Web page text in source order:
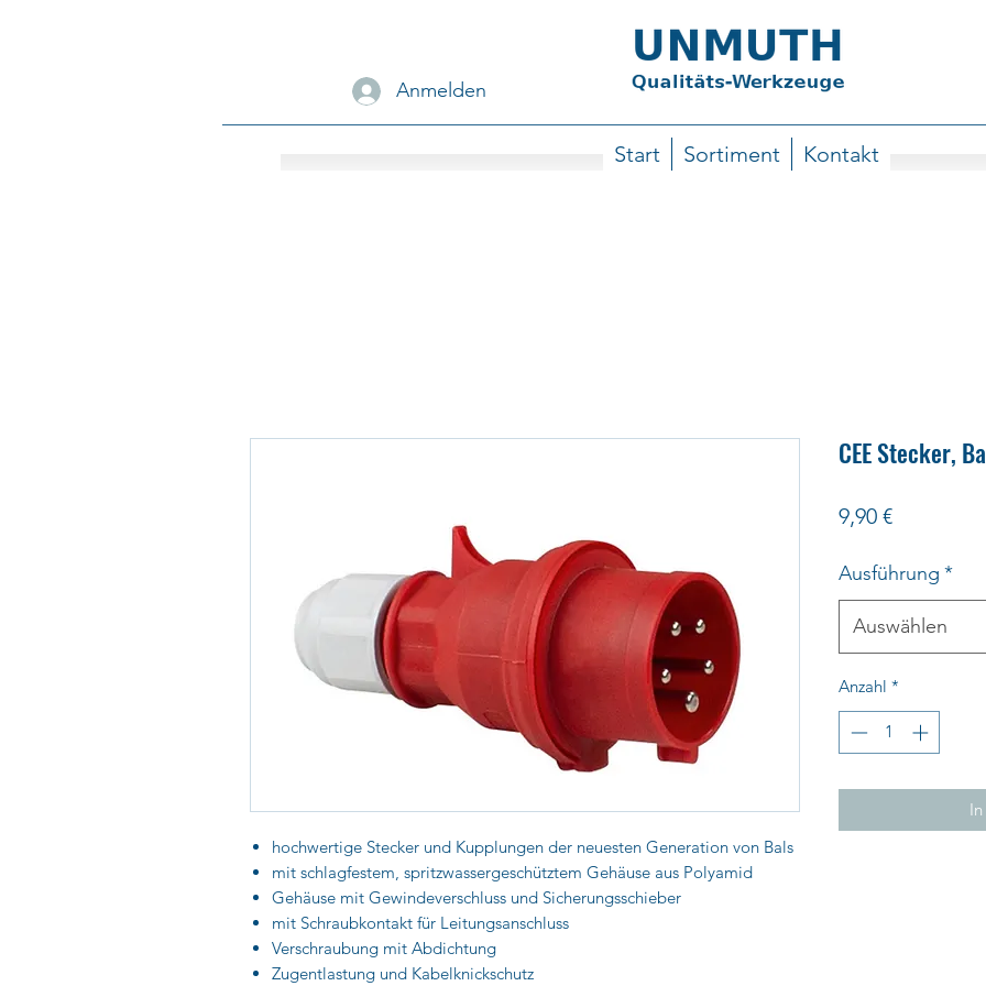
Anmelden
Start Sortiment Kontakt
hochwertige Stecker und Kupplungen der neuesten Generation von Bals
mit schlagfestem, spritzwassergeschütztem Gehäuse aus Polyamid
Gehäuse mit Gewindeverschluss und Sicherungsschieber
mit Schraubkontakt für Leitungsanschluss
Verschraubung mit Abdichtung
Zugentlastung und Kabelknickschutz
CEE Stecker,
9,90 €Preis
Ausführung *
Auswählen
Anzahl *